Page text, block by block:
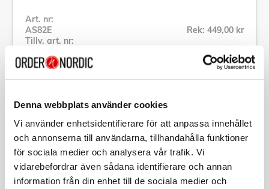
Denna webbplats använder cookies
Vi använder enhetsidentifierare för att anpassa innehållet
och annonserna till användarna, tillhandahålla funktioner
för sociala medier och analysera vår trafik. Vi
vidarebefordrar även sådana identifierare och annan
information från din enhet till de sociala medier och
Art. nr:
AS82E
Tillv. art. nr:
Rek: 449,00 kr
Se alla produkter inom Babyliss
Beskrivning
Art. nr:AS82E